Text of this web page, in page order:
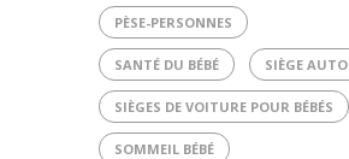
PÈSE-PERSONNES
SANTÉ DU BÉBÉ SIÈGE AUTO
SIÈGES DE VOITURE POUR BÉBÉS
SOMMEIL BÉBÉ